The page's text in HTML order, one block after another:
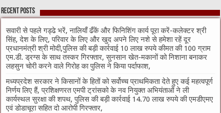
Recent Posts
सवारी से पहले गड्ढे भरें, नालियाँ ढँकें और फिनिशिंग कार्य पूरा करें-कलेक्टर श्री
सिंह, देश के लिए, परिवार के लिए और खुद अपने लिए नशे से हमेशा रहें दूर
प्रधानमंत्री श्री मोदी,पुलिस की बड़ी कार्रवाई 10 लाख रुपये कीमत की 100 ग्राम
एम.डी. ड्रग्स के साथ तस्कर गिरफ्तार, सुनसान खेत-मकानों को निशाना बनाकर
लहसुन चोरी करने वाले गिरोह का पुलिस ने किया पर्दाफाश,
मध्यप्रदेश सरकार ने किसानों के हितों को सर्वोच्च प्राथमिकता देते हुए कई महत्वपूर्ण
निर्णय लिए हैं, प्रशिक्षणरत एमपी ट्रांसको के नव नियुक्त अभियंताओं ने ली
कार्यस्थल सुरक्षा की शपथ, पुलिस की बड़ी कार्रवाई 14.70 लाख रुपये की एमडीएमए
एवं डोडाचूरा सहित दो आरोपी गिरफ्तार,